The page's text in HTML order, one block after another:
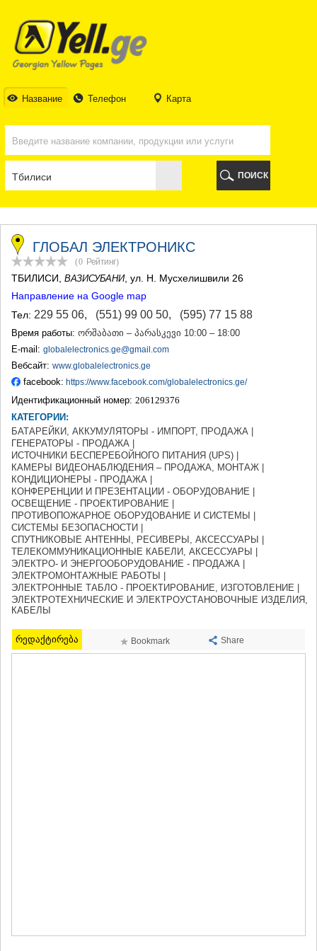
Название Телефон Карта
ТБИЛИСИ
ТБИЛИСИ
АБХАЗИЯ
ГАЛИ
БАТУМИ
КОБУЛЕТИ
ШУАХЕВИ
ЧАКВИ
ОЗУРГЕТИ
ЧОХАТАУРИ
УРЕКИ
ИМЕРЕТИЯ
БАГДАТИ
ВАНИ
ЗЕСТАФОНИ
ТЕРДЖОЛА
САЧХЕРЕ
ТКИБУЛИ
КУТАИСИ
ЦКАЛТУБО
ЧИАТУРА
ХАРАГАУЛИ
ХОНИ
КАХЕТИЯ
АХМЕТА
ГУРДЖААНИ
ДЕДОПЛИСЦКАРО
ТЕЛАВИ
ЛАГОДЕХИ
САГАРЕДЖО
СИГНАГИ
КВАРЕЛИ
ЦНОРИ
МЦХЕТА-МТИАНЕТИ
ДУШЕТИ
ТИАНЕТИ
МЦХЕТА
АНАКЛИА
ПОИСК
ГЛОБАЛ ЭЛЕКТРОНИКС
(0 Рейтинг)
ТБИЛИСИ ВАЗИСУБАНИ, ул. Н. Мусхелишвили 26
Направление на Google map
Тел: 229 55 06, (551) 99 00 50, (595) 77 15 88
Время работы: ორშაბათი – პარასკევი 10:00 – 18:00
E-mail: globalelectronics.ge@gmail.com
Вебсайт: www.globalelectronics.ge
facebook: https://www.facebook.com/globalelectronics.ge/
Идентификационный номер: 206129376
КАТЕГОРИИ:
БАТАРЕЙКИ, АККУМУЛЯТОРЫ - ИМПОРТ, ПРОДАЖА |
ГЕНЕРАТОРЫ - ПРОДАЖА |
ИСТОЧНИКИ БЕСПЕРЕБОЙНОГО ПИТАНИЯ (UPS) |
КАМЕРЫ ВИДЕОНАБЛЮДЕНИЯ – ПРОДАЖА, МОНТАЖ |
КОНДИЦИОНЕРЫ - ПРОДАЖА |
КОНФЕРЕНЦИИ И ПРЕЗЕНТАЦИИ - ОБОРУДОВАНИЕ |
ОСВЕЩЕНИЕ - ПРОЕКТИРОВАНИЕ |
ПРОТИВОПОЖАРНОЕ ОБОРУДОВАНИЕ И СИСТЕМЫ |
СИСТЕМЫ БЕЗОПАСНОСТИ |
СПУТНИКОВЫЕ АНТЕННЫ, РЕСИВЕРЫ, АКСЕССУАРЫ |
ТЕЛЕКОММУНИКАЦИОННЫЕ КАБЕЛИ, АКСЕССУАРЫ |
ЭЛЕКТРО- И ЭНЕРГООБОРУДОВАНИЕ - ПРОДАЖА |
ЭЛЕКТРОМОНТАЖНЫЕ РАБОТЫ |
ЭЛЕКТРОННЫЕ ТАБЛО - ПРОЕКТИРОВАНИЕ, ИЗГОТОВЛЕНИЕ |
ЭЛЕКТРОТЕХНИЧЕСКИЕ И ЭЛЕКТРОУСТАНОВОЧНЫЕ ИЗДЕЛИЯ,
КАБЕЛЫ
რედაქტირება Bookmark Share